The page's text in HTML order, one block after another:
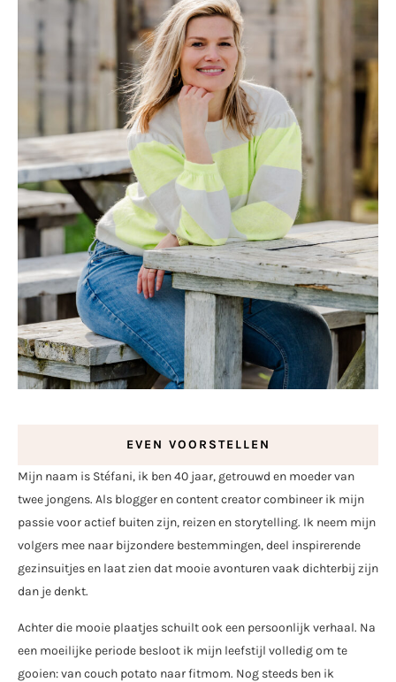
EVEN VOORSTELLEN
Mijn naam is Stéfani, ik ben 40 jaar, getrouwd en moeder van
twee jongens. Als blogger en content creator combineer ik mijn
passie voor actief buiten zijn, reizen en storytelling. Ik neem mijn
volgers mee naar bijzondere bestemmingen, deel inspirerende
gezinsuitjes en laat zien dat mooie avonturen vaak dichterbij zijn
dan je denkt.
Achter die mooie plaatjes schuilt ook een persoonlijk verhaal. Na
een moeilijke periode besloot ik mijn leefstijl volledig om te
gooien: van couch potato naar fitmom. Nog steeds ben ik